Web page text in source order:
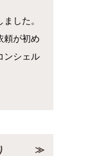
した。
頼が初め
ンシェル